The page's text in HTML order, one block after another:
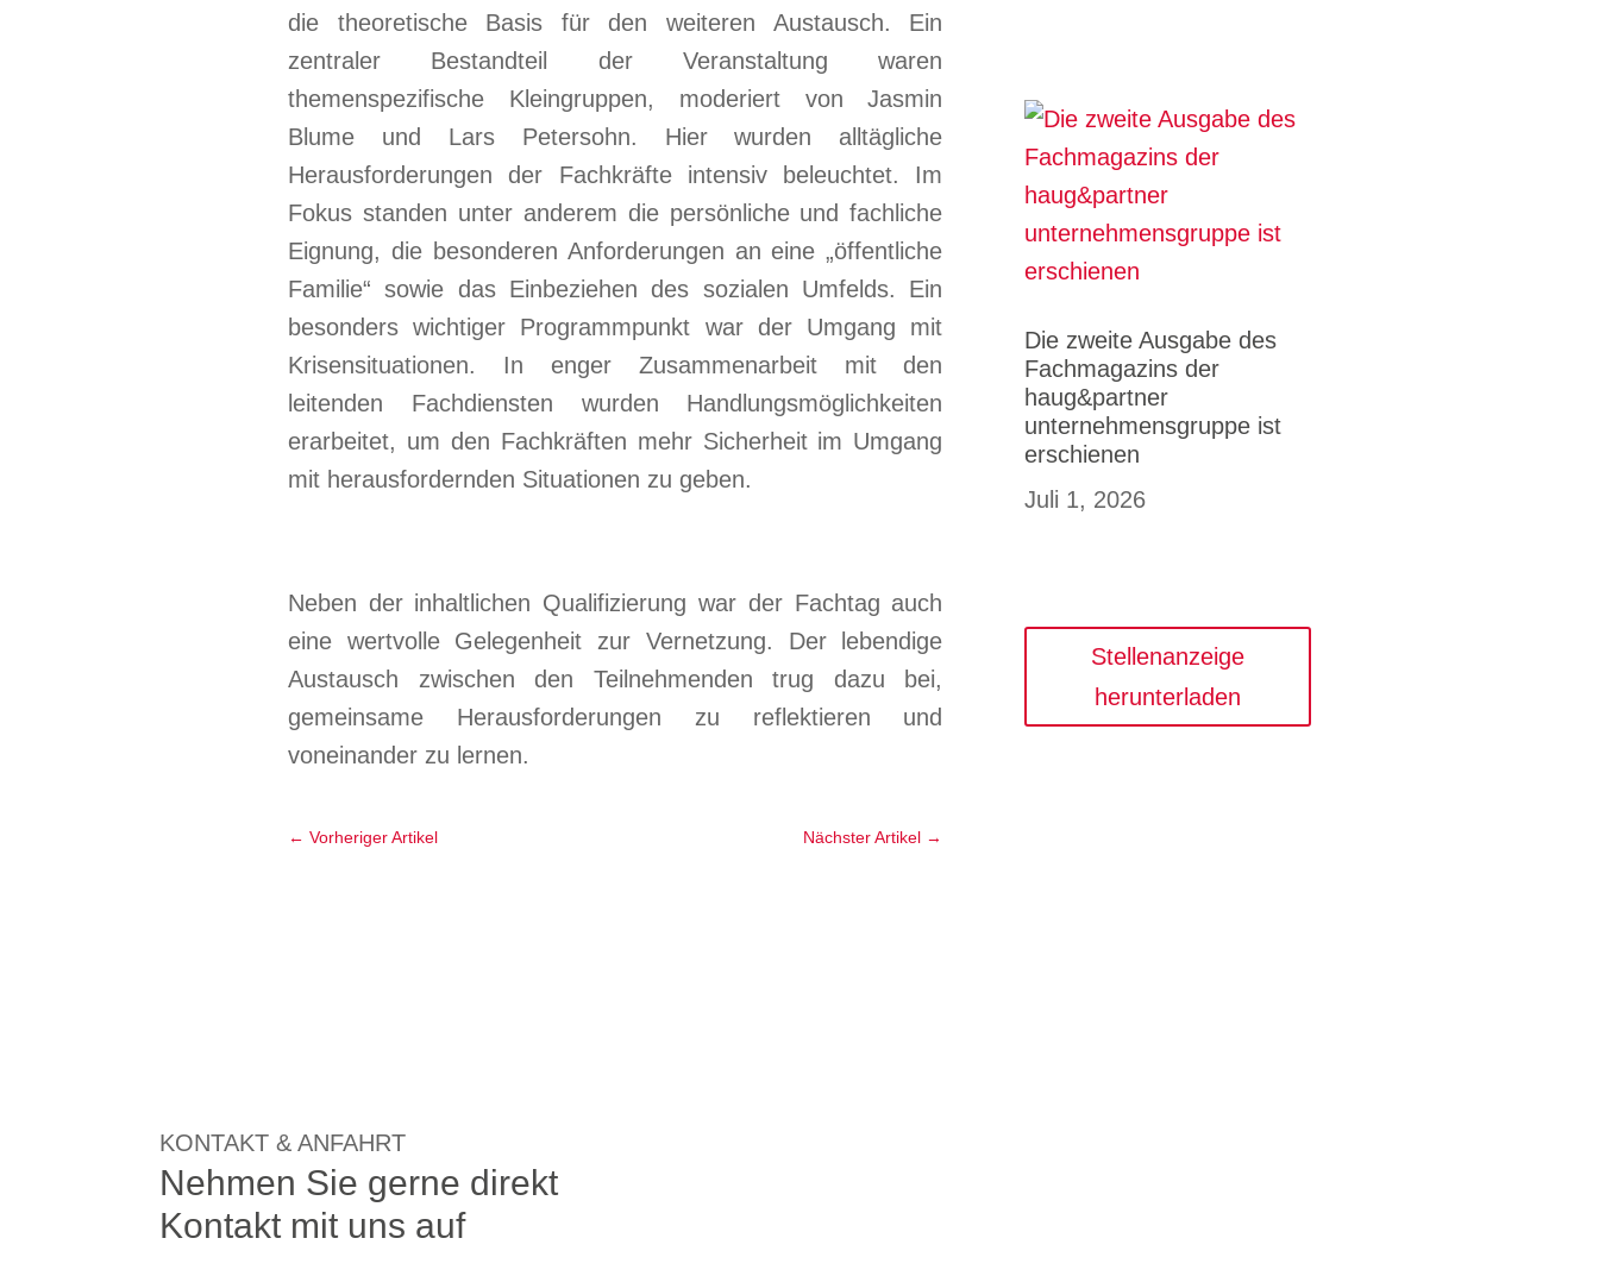
die theoretische Basis für den weiteren Austausch. Ein
zentraler Bestandteil der Veranstaltung waren
themenspezifische Kleingruppen, moderiert von Jasmin
Blume und Lars Petersohn. Hier wurden alltägliche
Herausforderungen der Fachkräfte intensiv beleuchtet. Im
Fokus standen unter anderem die persönliche und fachliche
Eignung, die besonderen Anforderungen an eine „öffentliche
Familie“ sowie das Einbeziehen des sozialen Umfelds. Ein
besonders wichtiger Programmpunkt war der Umgang mit
Krisensituationen. In enger Zusammenarbeit mit den
leitenden Fachdiensten wurden Handlungsmöglichkeiten
erarbeitet, um den Fachkräften mehr Sicherheit im Umgang
mit herausfordernden Situationen zu geben.
Neben der inhaltlichen Qualifizierung war der Fachtag auch
eine wertvolle Gelegenheit zur Vernetzung. Der lebendige
Austausch zwischen den Teilnehmenden trug dazu bei,
gemeinsame Herausforderungen zu reflektieren und
voneinander zu lernen.
← Vorheriger Artikel Nächster Artikel →
Die zweite Ausgabe des
Fachmagazins der
haug&partner
unternehmensgruppe ist
erschienen
Juli 1, 2026
Stellenanzeige
herunterladen
KONTAKT & ANFAHRT
Nehmen Sie gerne direkt
Kontakt mit uns auf